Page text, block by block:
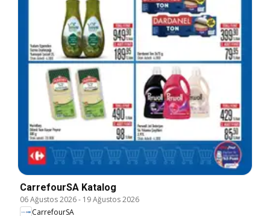
CarrefourSA Katalog
06 Ağustos 2026- 19 Ağustos 2026
CarrefourSA